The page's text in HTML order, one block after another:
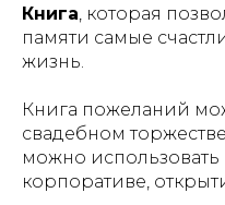
Книга, которая
памяти самые
жизнь.
Книга пожеланий
свадебном
можно
корпоративе,